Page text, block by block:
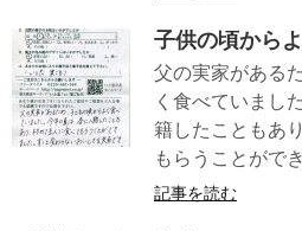
子供の頃から
父の実家がある
く食べていまし
籍したこともあ
もらうことがで
記事を読む